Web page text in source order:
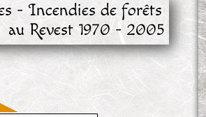
- Incendies de forêts
au Revest 1970 - 2005